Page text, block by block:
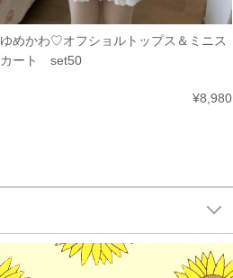
ゆめかわ♡オフショルトップス＆ミニス
カート set50
¥8,980